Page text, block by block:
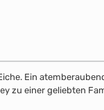
Ein
zu einer geliebten